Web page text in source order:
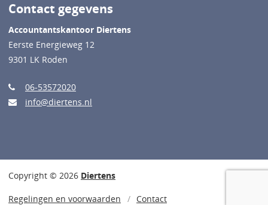
Contact gegevens
Accountantskantoor Diertens
Eerste Energieweg 12
9301 LK Roden
06-53572020
info@diertens.nl
Copyright © 2026 Diertens
Regelingen en voorwaarden Contact